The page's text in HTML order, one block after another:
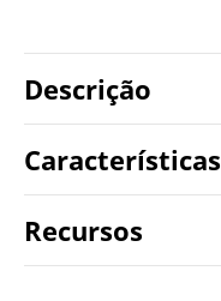
Descrição
Características
Recursos